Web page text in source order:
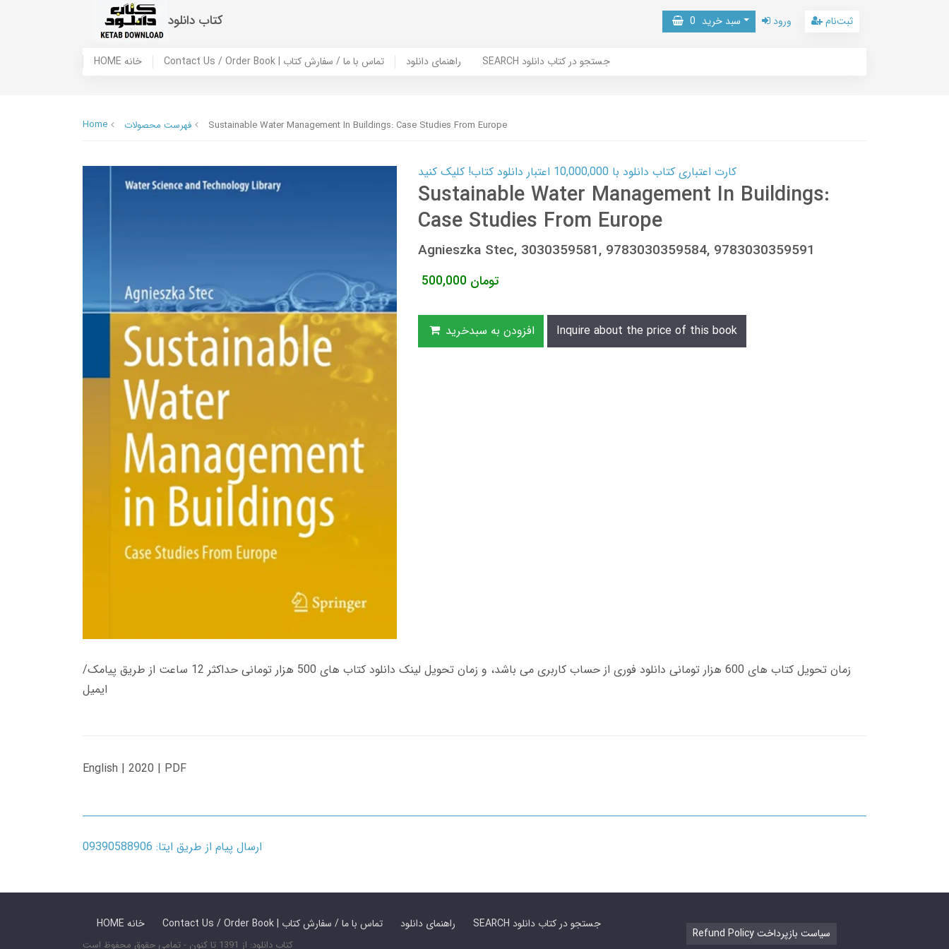
کتاب دانلود سبد خرید 0 ورود ثبت‌نام
HOME خانه Contact Us / Order Book | تماس با ما / سفارش کتاب راهنمای دانلود SEARCH جستجو در کتاب دانلود
Home فهرست محصولات Sustainable Water Management In Buildings: Case Studies From Europe
کارت اعتباری کتاب دانلود با 10,000,000 اعتبار دانلود کتاب! کلیک کنید
Sustainable Water Management In Buildings:
Case Studies From Europe
Agnieszka Stec, 3030359581, 9783030359584, 9783030359591
500,000 تومان
افزودن به سبدخرید Inquire about the price of this book
زمان تحویل کتاب های 600 هزار تومانی دانلود فوری از حساب کاربری می باشد، و زمان تحویل لینک دانلود کتاب های 500 هزار تومانی حداکثر 12 ساعت از طریق پیامک/
ایمیل
English | 2020 | PDF
ارسال پیام از طریق ایتا: 09390588906
HOME خانه Contact Us / Order Book | تماس با ما / سفارش کتاب راهنمای دانلود SEARCH جستجو در کتاب دانلود
کتاب دانلود: از 1391 تا کنون - تمامی حقوق محفوظ است
Refund Policy سیاست بازپرداخت